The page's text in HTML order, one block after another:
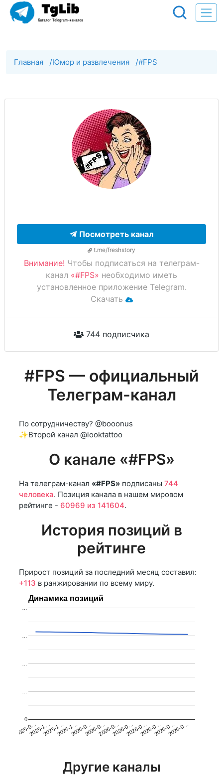
Главная /Юмор и развлечения /#FPS
Посмотреть канал
t.me/freshstory
Внимание! Чтобы подписаться на телеграм-
канал «#FPS» необходимо иметь
установленное приложение Telegram.
Скачать
744 подписчика
#FPS — официальный
Телеграм-канал
По сотрудничеству? @booonus
✨Второй канал @looktattoo
О канале «#FPS»
На телеграм-канал «#FPS» подписаны 744
человека. Позиция канала в нашем мировом
рейтинге - 60969 из 141604.
История позиций в
рейтинге
Прирост позиций за последний месяц составил:
+113 в ранжировании по всему миру.
Динамика позиций
2025-0…2025-1…2025-1…2025-1…2026-0…2026-0…2026-0…2026-0…2026-0…2026-0…2026-0…2026-0…
0
…
…
…
…
Другие каналы